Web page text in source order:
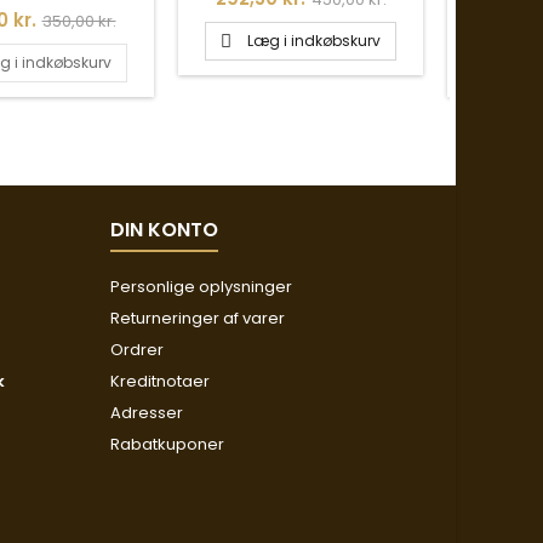
kr. Normalpris
350,00 kr.
i indkøbskurv
 Læg i indkøbskurv
DIN KONTO
Personlige oplysninger
Returneringer af varer
Ordrer
Kreditnotaer
Adresser
Rabatkuponer